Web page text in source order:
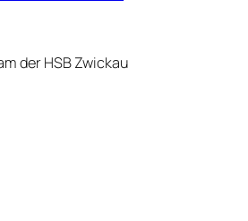
der HSB Zwickau